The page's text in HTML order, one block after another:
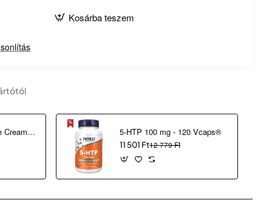
Kosárba teszem
2 in 1 Correcting Eye Cream (30 ml) 5-HTP 100 mg - 120 Vcaps®
11 501 Ft12 779 Ft